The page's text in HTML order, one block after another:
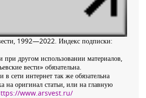
1992—2022. Индекс подписки:
при другом использовании материалов,
вести» обязательна.
сети интернет так же обязательна
на оригинал статьи, или на главную
www.arsvest.ru/